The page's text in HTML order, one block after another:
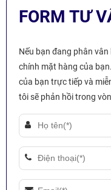
FORM TƯ
Nếu bạn đang phân
chính mặt hàng của
của bạn trực tiếp và
tôi sẽ phản hồi trong